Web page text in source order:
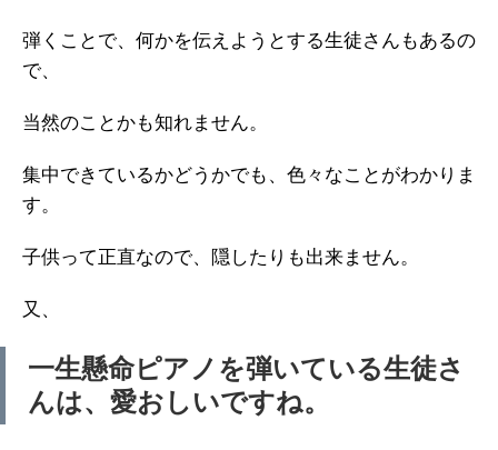
弾くことで、何かを伝えようとする生徒さんもあるの
で、
当然のことかも知れません。
集中できているかどうかでも、色々なことがわかりま
す。
子供って正直なので、隠したりも出来ません。
又、
一生懸命ピアノを弾いている生徒さ
んは、愛おしいですね。